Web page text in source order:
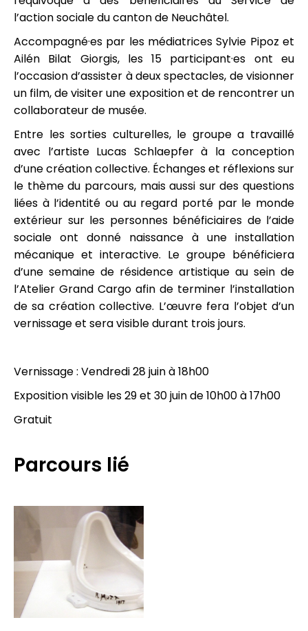
l’action sociale du canton de Neuchâtel.
Accompagné·es par les médiatrices Sylvie Pipoz et
Ailén Bilat Giorgis, les 15 participant·es ont eu
l’occasion d’assister à deux spectacles, de visionner
un film, de visiter une exposition et de rencontrer un
collaborateur de musée.
Entre les sorties culturelles, le groupe a travaillé
avec l’artiste Lucas Schlaepfer à la conception
d’une création collective. Échanges et réflexions sur
le thème du parcours, mais aussi sur des questions
liées à l’identité ou au regard porté par le monde
extérieur sur les personnes bénéficiaires de l’aide
sociale ont donné naissance à une installation
mécanique et interactive. Le groupe bénéficiera
d’une semaine de résidence artistique au sein de
l’Atelier Grand Cargo afin de terminer l’installation
de sa création collective. L’œuvre fera l’objet d’un
vernissage et sera visible durant trois jours.
Vernissage : Vendredi 28 juin à 18h00
Exposition visible les 29 et 30 juin de 10h00 à 17h00
Gratuit
Parcours lié